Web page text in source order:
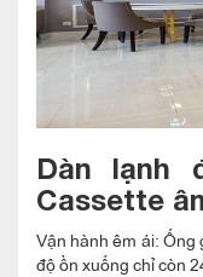
Dàn lạnh
Cassette
Vận hành êm ái:
độ ồn xuống chỉ còn